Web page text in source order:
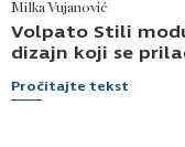
Milka Vujanović
Volpato Stili
dizajn koji se
Pročitajte tekst